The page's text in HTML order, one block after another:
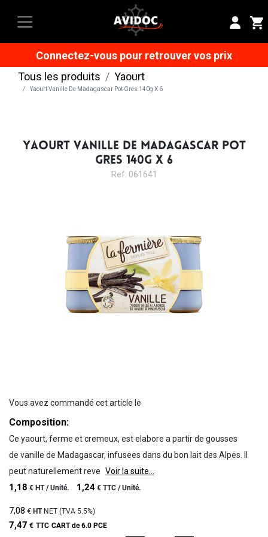
Connectez-vous pour retrouver vos prix
Tous les produits
Yaourt
Yaourt Vanille De Madagascar Pot Gres 140g X 6
YAOURT VANILLE DE MADAGASCAR POT
GRES 140G X 6
Ref: 061641
Vous avez commandé cet article le
Composition:
Ce yaourt, ferme et cremeux, est elabore a partir de gousses
de vanille de Madagascar, infusees dans du bon lait des Alpes. Il
peut naturellement reve Voir la suite...
1,18 € HT /Unité. 1,24 € TTC /Unité.
7,08 € HTNET (TVA 5.5%)
7,47 € TTC CART de 6.0 PCE